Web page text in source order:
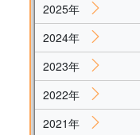
2025年
2024年
2023年
2022年
2021年